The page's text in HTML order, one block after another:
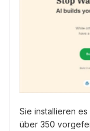
Sie installieren
über 350